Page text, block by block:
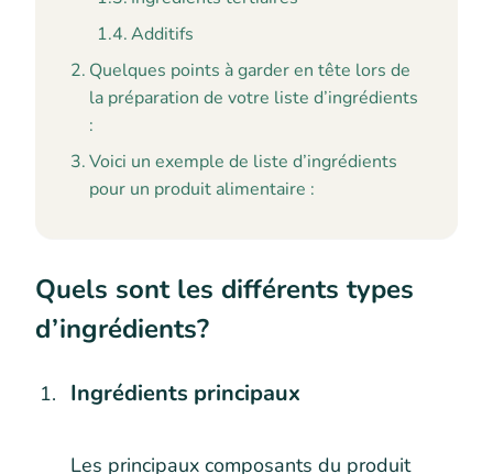
Additifs
Quelques points à garder en tête lors de
la préparation de votre liste d’ingrédients
:
Voici un exemple de liste d’ingrédients
pour un produit alimentaire :
Quels sont les différents types
d’ingrédients?
Ingrédients principaux
Les principaux composants du produit